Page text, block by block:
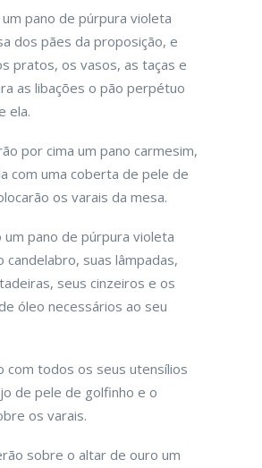
pano de púrpura violeta
dos pães da proposição, e
pratos, os vasos, as taças e
as libações o pão perpétuo
ela.
por cima um pano carmesim,
com uma coberta de pele de
os varais da mesa.
um pano de púrpura violeta
candelabro, suas lâmpadas,
seus cinzeiros e os
óleo necessários ao seu
com todos os seus utensílios
de pele de golfinho e o
os varais.
sobre o altar de ouro um